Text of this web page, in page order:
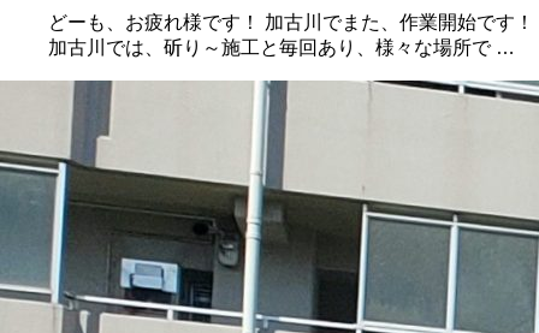
どーも、お疲れ様です！ 加古川でまた、作業開始です！
加古川では、斫り～施工と毎回あり、様々な場所で …